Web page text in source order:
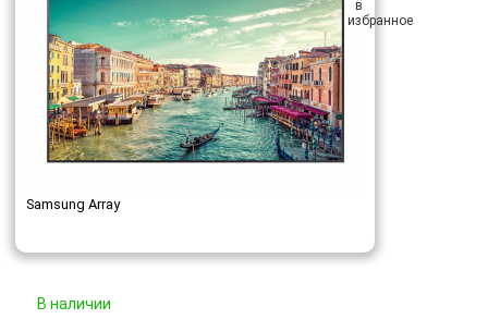
Samsung Array
В наличии